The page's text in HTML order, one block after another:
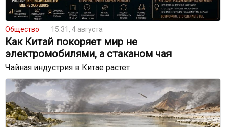
Общество 15:31, 4 августа
Как Китай покоряет мир не
электромобилями, а стаканом чая
Чайная индустрия в Китае растет